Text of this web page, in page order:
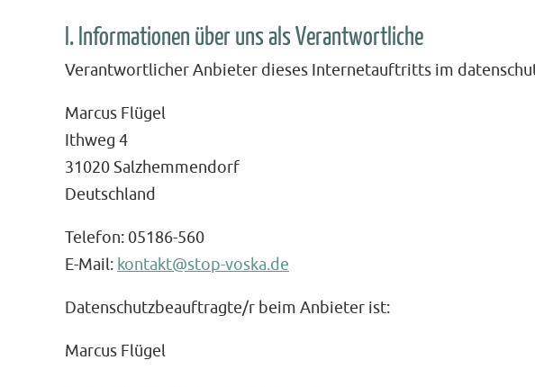
I. Informationen über uns als Verantwortliche
Verantwortlicher Anbieter dieses Internetauftritts im
Marcus Flügel
Ithweg 4
31020 Salzhemmendorf
Deutschland
Telefon: 05186-560
E-Mail: kontakt@stop-voska.de
Datenschutzbeauftragte/r beim Anbieter ist:
Marcus Flügel